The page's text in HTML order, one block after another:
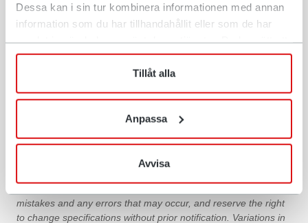
Dessa kan i sin tur kombinera informationen med annan
information som du har tillhandahållit eller som de har
när som helst återkalla ditt lämnade samtycke.
Tillåt alla
Anpassa
Avvisa
Choose your market
If you can’t find your market, select “Global”.
SEARCH AMONG OUR MARKETS
USA
mistakes and any errors that may occur, and reserve the right
to change specifications without prior notification. Variations in